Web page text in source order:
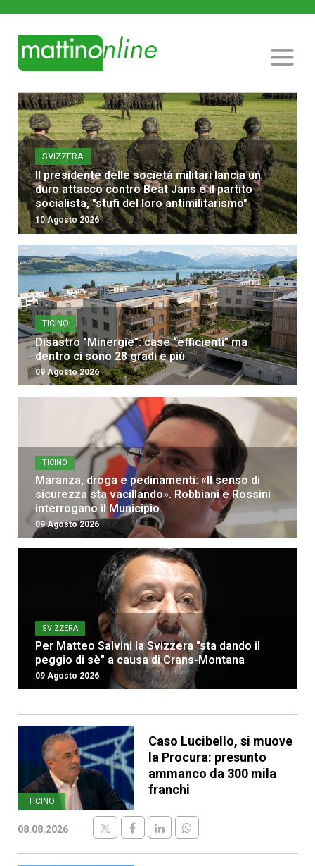
SVIZZERA
Il presidente delle società militari lancia un
duro attacco contro Beat Jans e il partito
socialista, "stufi del loro antimilitarismo"
10 Agosto 2026
TICINO
Disastro "Minergie": case “efficienti” ma
dentro ci sono 28 gradi e più
09 Agosto 2026
TICINO
Maranza, droga e pedinamenti: «Il senso di
sicurezza sta vacillando». Robbiani e Rossini
interrogano il Municipio
09 Agosto 2026
SVIZZERA
Per Matteo Salvini la Svizzera "sta dando il
peggio di sè" a causa di Crans-Montana
09 Agosto 2026
TICINO
Caso Lucibello, si muove
la Procura: presunto
ammanco da 300 mila
franchi
08.08.2026